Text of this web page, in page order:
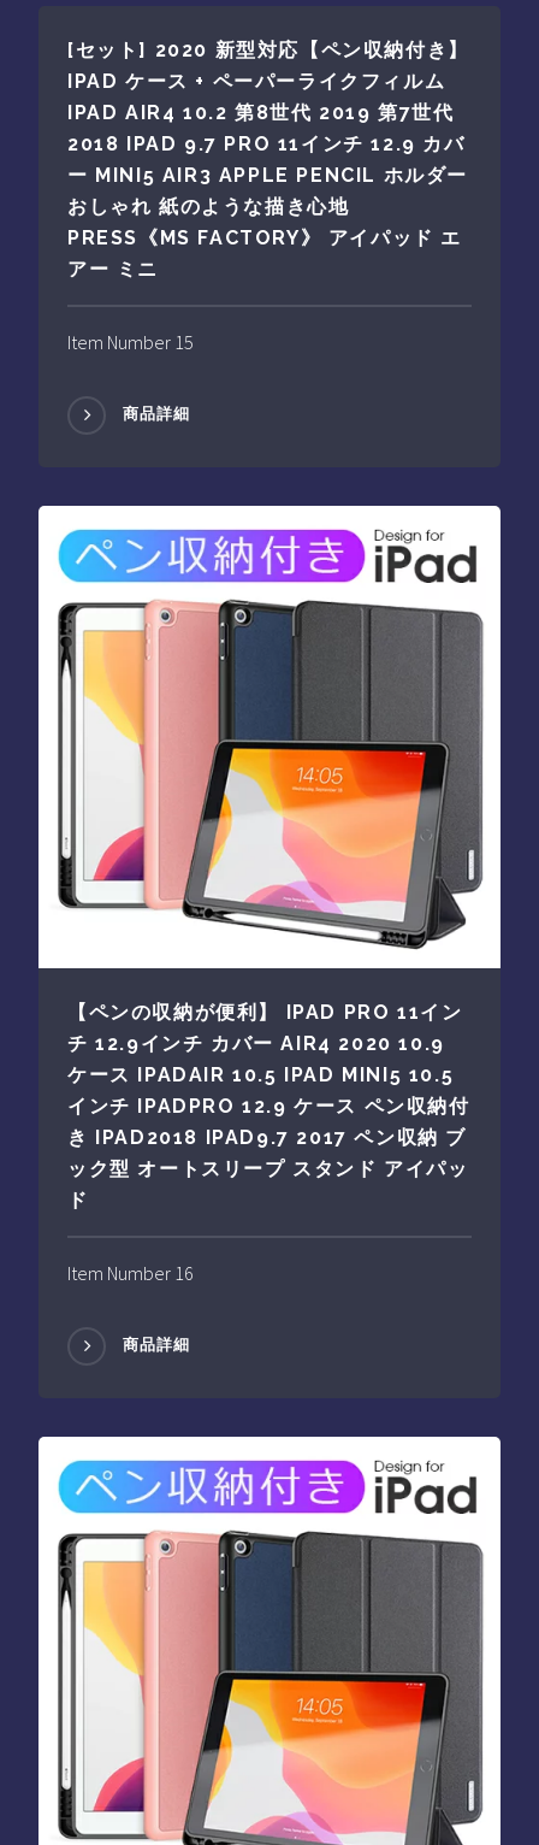
[セット] 2020 新型対応【ペン収納付き】
IPAD ケース + ペーパーライクフィルム
IPAD AIR4 10.2 第8世代 2019 第7世代
2018 IPAD 9.7 PRO 11インチ 12.9 カバ
ー MINI5 AIR3 APPLE PENCIL ホルダー
おしゃれ 紙のような描き心地
PRESS《MS FACTORY》 アイパッド エ
アー ミニ
Item Number 15
商品詳細
【ペンの収納が便利】 IPAD PRO 11イン
チ 12.9インチ カバー AIR4 2020 10.9
ケース IPADAIR 10.5 IPAD MINI5 10.5
インチ IPADPRO 12.9 ケース ペン収納付
き IPAD2018 IPAD9.7 2017 ペン収納 ブ
ック型 オートスリープ スタンド アイパッ
ド
Item Number 16
商品詳細